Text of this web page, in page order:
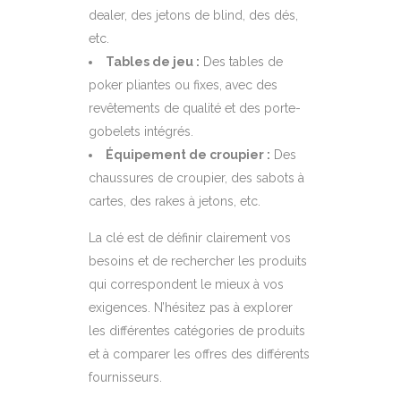
dealer, des jetons de blind, des dés,
etc.
Tables de jeu : Des tables de
poker pliantes ou fixes, avec des
revêtements de qualité et des porte-
gobelets intégrés.
Équipement de croupier : Des
chaussures de croupier, des sabots à
cartes, des rakes à jetons, etc.
La clé est de définir clairement vos
besoins et de rechercher les produits
qui correspondent le mieux à vos
exigences. N’hésitez pas à explorer
les différentes catégories de produits
et à comparer les offres des différents
fournisseurs.